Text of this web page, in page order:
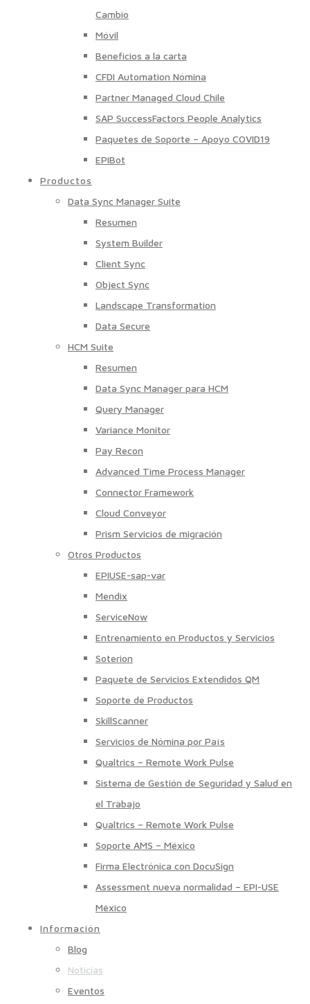
Cambio
Móvil
Beneficios a la carta
CFDI Automation Nómina
Partner Managed Cloud Chile
SAP SuccessFactors People Analytics
Paquetes de Soporte – Apoyo COVID19
EPIBot
Productos
Data Sync Manager Suite
Resumen
System Builder
Client Sync
Object Sync
Landscape Transformation
Data Secure
HCM Suite
Resumen
Data Sync Manager para HCM
Query Manager
Variance Monitor
Pay Recon
Advanced Time Process Manager
Connector Framework
Cloud Conveyor
Prism Servicios de migración
Otros Productos
EPIUSE-sap-var
Mendix
ServiceNow
Entrenamiento en Productos y Servicios
Soterion
Paquete de Servicios Extendidos QM
Soporte de Productos
SkillScanner
Servicios de Nómina por País
Qualtrics – Remote Work Pulse
Sistema de Gestión de Seguridad y Salud en
el Trabajo
Qualtrics – Remote Work Pulse
Soporte AMS – México
Firma Electrónica con DocuSign
Assessment nueva normalidad – EPI-USE
México
Información
Blog
Noticias
Eventos